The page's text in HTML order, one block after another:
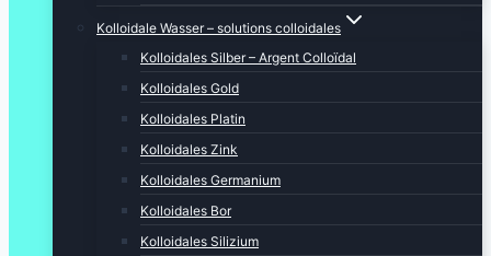
Kolloidale Wasser – solutions colloidales
Kolloidales Silber – Argent Colloïdal
Kolloidales Gold
Kolloidales Platin
Kolloidales Zink
Kolloidales Germanium
Kolloidales Bor
Kolloidales Silizium